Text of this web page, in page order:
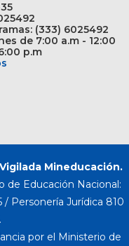
(333) 6025492
de 7:00 a.m - 12:00
p.m
Mineducación.
de Educación Nacional:
/ Personería Jurídica 810
por el Ministerio de